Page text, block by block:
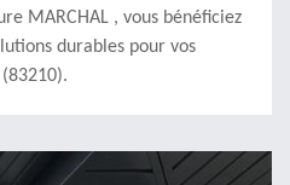
MARCHAL , vous bénéficiez
durables pour vos